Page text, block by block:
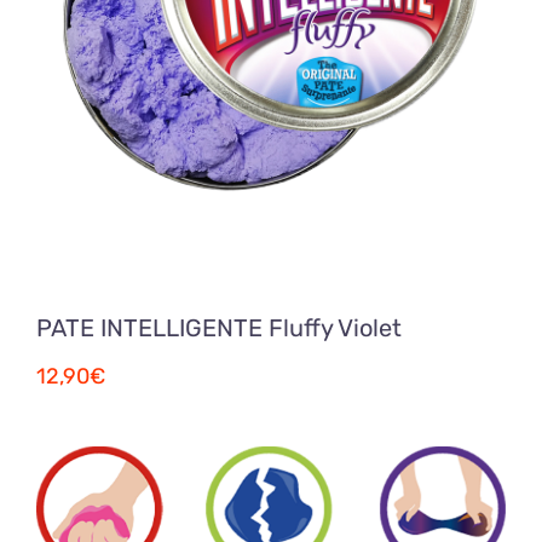
PATE INTELLIGENTE Fluffy Violet
12,90€